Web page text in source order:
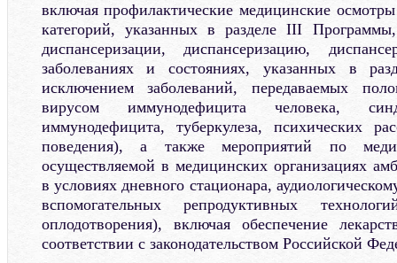
включая профилактические медицинские
категорий, указанных в разделе III
диспансеризации, диспансеризацию,
заболеваниях и состояниях, указанных в
исключением заболеваний, передаваемых
вирусом иммунодефицита человека,
иммунодефицита, туберкулеза, психических
поведения), а также мероприятий по
осуществляемой в медицинских организациях
в условиях дневного стационара,
вспомогательных репродуктивных
оплодотворения), включая обеспечение
соответствии с законодательством Российской